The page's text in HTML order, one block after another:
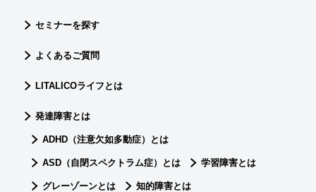
セミナーを探す
よくあるご質問
LITALICOライフとは
発達障害とは
ADHD（注意欠如多動症）とは
ASD（自閉スペクトラム症）とは 学習障害とは
グレーゾーンとは 知的障害とは